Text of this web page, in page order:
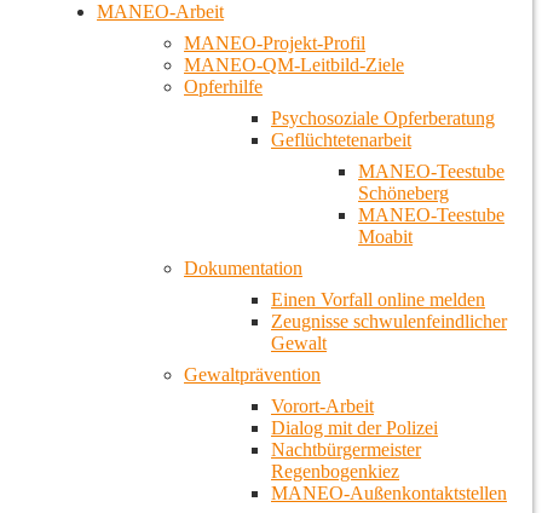
MANEO-Arbeit
MANEO-Projekt-Profil
MANEO-QM-Leitbild-Ziele
Opferhilfe
Psychosoziale Opferberatung
Geflüchtetenarbeit
MANEO-Teestube
Schöneberg
MANEO-Teestube
Moabit
Dokumentation
Einen Vorfall online melden
Zeugnisse schwulenfeindlicher
Gewalt
Gewaltprävention
Vorort-Arbeit
Dialog mit der Polizei
Nachtbürgermeister
Regenbogenkiez
MANEO-Außenkontaktstellen